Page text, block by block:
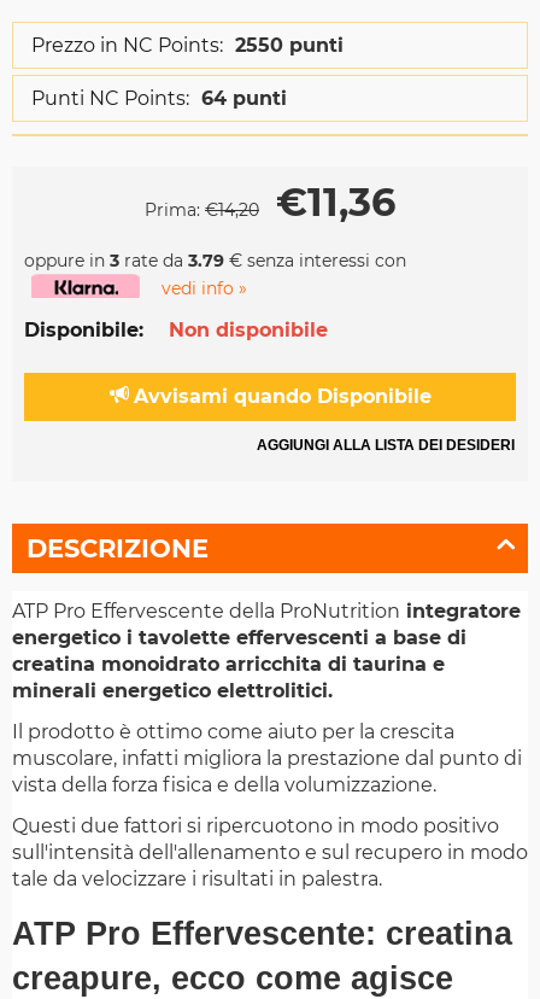
Prezzo in NC Points: 2550 punti
Punti NC Points: 64 punti
Prima: €14,20 €11,36
oppure in 3 rate da 3.79 € senza interessi con
vedi info »
Disponibile: Non disponibile
Avvisami quando Disponibile
AGGIUNGI ALLA LISTA DEI DESIDERI
DESCRIZIONE
ATP Pro Effervescente della ProNutrition integratore
energetico i tavolette effervescenti a base di
creatina monoidrato arricchita di taurina e
minerali energetico elettrolitici.
Il prodotto è ottimo come aiuto per la crescita
muscolare, infatti migliora la prestazione dal punto di
vista della forza fisica e della volumizzazione.
Questi due fattori si ripercuotono in modo positivo
sull'intensità dell'allenamento e sul recupero in modo
tale da velocizzare i risultati in palestra.
ATP Pro Effervescente: creatina
creapure, ecco come agisce